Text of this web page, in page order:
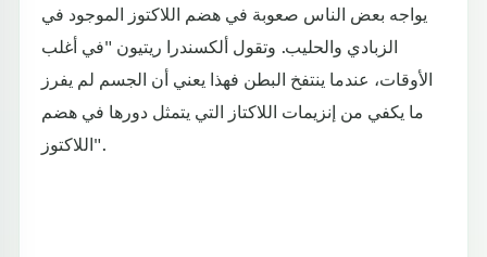
يواجه بعض الناس صعوبة في هضم اللاكتوز الموجود في
الزبادي والحليب. وتقول ألكسندرا ريتيون "في أغلب
الأوقات، عندما ينتفخ البطن فهذا يعني أن الجسم لم يفرز
ما يكفي من إنزيمات اللاكتاز التي يتمثل دورها في هضم
اللاكتوز".